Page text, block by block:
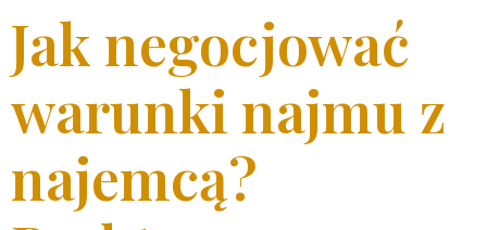
Jak negocjować
warunki najmu z
najemcą?